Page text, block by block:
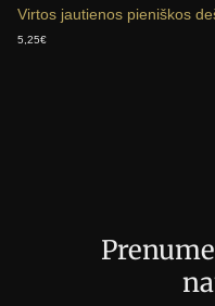
Virtos jautienos pieniškos
5,25€